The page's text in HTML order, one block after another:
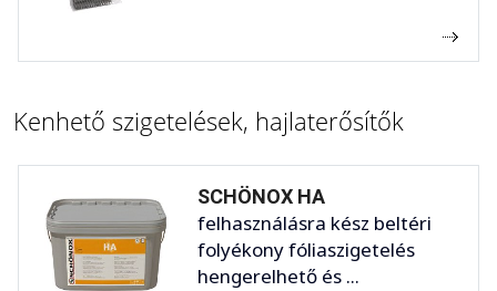
Kenhető szigetelések, hajlaterősítők
SCHÖNOX HA
felhasználásra kész beltéri
folyékony fóliaszigetelés
hengerelhető és ...